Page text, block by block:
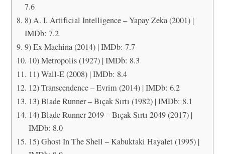
7.6
8) A. I. Artificial Intelligence – Yapay Zeka (2001) |
IMDb: 7.2
9) Ex Machina (2014) | IMDb: 7.7
10) Metropolis (1927) | IMDb: 8.3
11) Wall-E (2008) | IMDb: 8.4
12) Transcendence – Evrim (2014) | IMDb: 6.2
13) Blade Runner – Bıçak Sırtı (1982) | IMDb: 8.1
14) Blade Runner 2049 – Bıçak Sırtı 2049 (2017) |
IMDb: 8.0
15) Ghost In The Shell – Kabuktaki Hayalet (1995) |